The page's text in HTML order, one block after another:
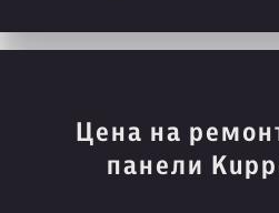
Цена на
панели